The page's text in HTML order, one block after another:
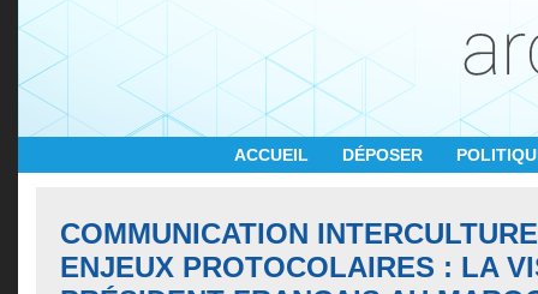
ACCUEIL DÉPOSER
COMMUNICATION
ENJEUX PROTOCOLAIRES : LA